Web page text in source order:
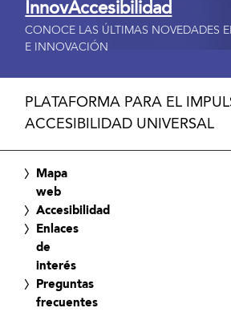
InnovAccesibilidad
CONOCE LAS ÚLTIMAS NOVEDADES
E INNOVACIÓN
PLATAFORMA PARA EL
ACCESIBILIDAD UNIVERSAL
Mapa
web
Accesibilidad
Enlaces
de
interés
Preguntas
frecuentes